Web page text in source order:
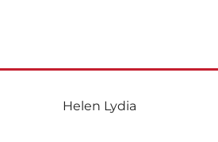
Helen Lydia